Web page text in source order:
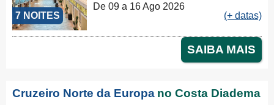
7 NOITES
De 09 a 16 Ago 2026
(+ datas)
SAIBA MAIS
Cruzeiro Norte da Europa no Costa Diadema